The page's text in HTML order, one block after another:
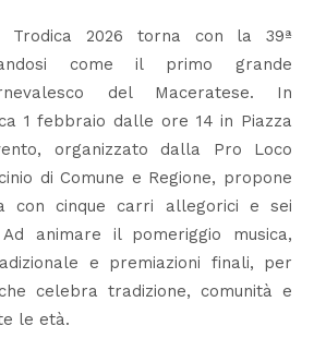
Trodica 2026 torna con la 39ª
come il primo grande
del Maceratese. In
1 febbraio dalle ore 14 in Piazza
organizzato dalla Pro Loco
di Comune e Regione, propone
con cinque carri allegorici e sei
animare il pomeriggio musica,
e premiazioni finali, per
celebra tradizione, comunità e
le età.